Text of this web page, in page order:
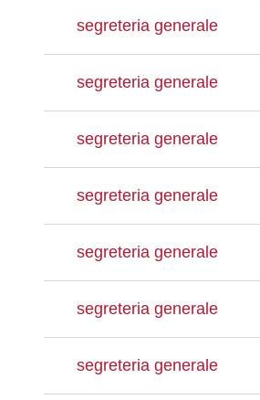
segreteria generale
segreteria generale
segreteria generale
segreteria generale
segreteria generale
segreteria generale
segreteria generale